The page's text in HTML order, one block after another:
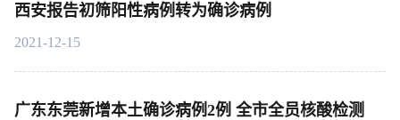
西安报告初筛阳性病例转为确诊病例
2021-12-15
广东东莞新增本土确诊病例2例 全市全员核酸检测